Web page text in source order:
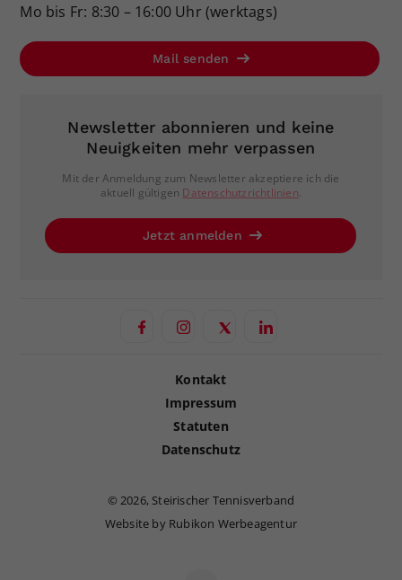
Mo bis Fr: 8:30 – 16:00 Uhr (werktags)
Mail senden
Newsletter abonnieren und keine
Neuigkeiten mehr verpassen
Mit der Anmeldung zum Newsletter akzeptiere ich die
aktuell gültigen Datenschutzrichtlinien.
Jetzt anmelden
Kontakt
Impressum
Statuten
Datenschutz
©2026, Steirischer Tennisverband
Website by Rubikon Werbeagentur